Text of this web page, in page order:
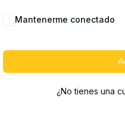
Mantenerme conectado
¿No tienes una